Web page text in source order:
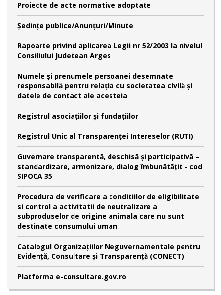
Proiecte de acte normative adoptate
Şedinţe publice/Anunţuri/Minute
Rapoarte privind aplicarea Legii nr 52/2003 la nivelul
Consiliului Judetean Arges
Numele şi prenumele persoanei desemnate
responsabilă pentru relaţia cu societatea civilă şi
datele de contact ale acesteia
Registrul asociațiilor și fundațiilor
Registrul Unic al Transparenței Intereselor (RUTI)
Guvernare transparentă, deschisă și participativă –
standardizare, armonizare, dialog îmbunătățit - cod
SIPOCA 35
Procedura de verificare a conditiilor de eligibilitate
si control a activitatii de neutralizare a
subproduselor de origine animala care nu sunt
destinate consumului uman
Catalogul Organizațiilor Neguvernamentale pentru
Evidență, Consultare și Transparență (CONECT)
Platforma e-consultare.gov.ro